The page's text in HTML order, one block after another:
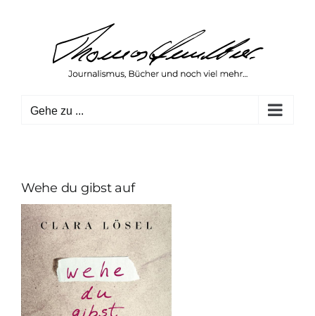
springen
Gehe zu ...
Wehe du gibst auf